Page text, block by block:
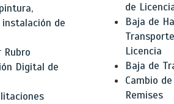
de
Rubro
Digital de
de
Baja de
Licencia
Baja de
Cambio
Remises